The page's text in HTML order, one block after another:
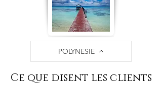
POLYNESIE
Ce que disent les clients